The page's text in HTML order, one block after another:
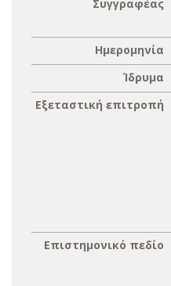
Συγγραφέας
Ημερομηνία
Ίδρυμα
Εξεταστική επιτροπή
Επιστημονικό πεδίο